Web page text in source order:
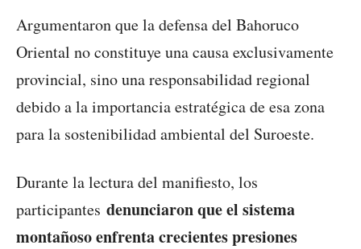
Argumentaron que la defensa del Bahoruco
Oriental no constituye una causa exclusivamente
provincial, sino una responsabilidad regional
debido a la importancia estratégica de esa zona
para la sostenibilidad ambiental del Suroeste.
Durante la lectura del manifiesto, los
participantes denunciaron que el sistema
montañoso enfrenta crecientes presiones